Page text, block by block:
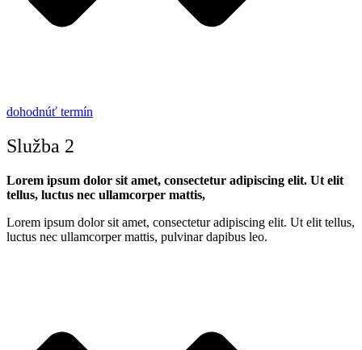
dohodnúť termín
Služba 2
Lorem ipsum dolor sit amet, consectetur adipiscing elit. Ut elit
tellus, luctus nec ullamcorper mattis,
Lorem ipsum dolor sit amet, consectetur adipiscing elit. Ut elit tellus,
luctus nec ullamcorper mattis, pulvinar dapibus leo.